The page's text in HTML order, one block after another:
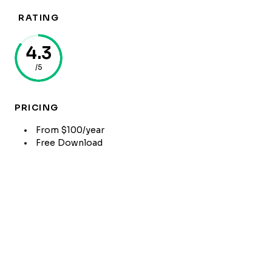
RATING
4.3
/5
PRICING
From $100/year
Free Download